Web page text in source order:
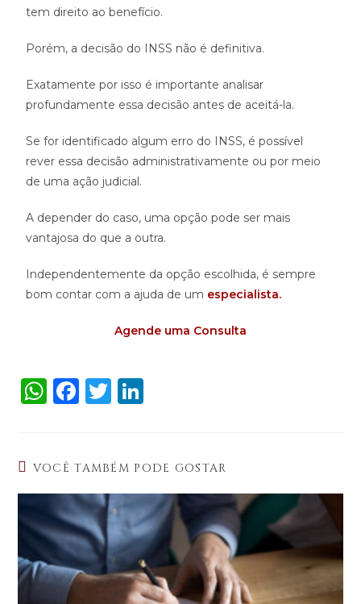
tem direito ao benefício.
Porém, a decisão do INSS não é definitiva.
Exatamente por isso é importante analisar
profundamente essa decisão antes de aceitá-la.
Se for identificado algum erro do INSS, é possível
rever essa decisão administrativamente ou por meio
de uma ação judicial.
A depender do caso, uma opção pode ser mais
vantajosa do que a outra.
Independentemente da opção escolhida, é sempre
bom contar com a ajuda de um especialista.
Agende uma Consulta
W
ts
A
p
p
F
e
b
o
o
k
T
te
r
e
dI
n
VOCÊ TAMBÉM PODE GOSTAR